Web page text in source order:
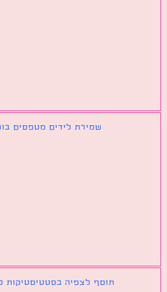
שמירת לידים מטפסים
תוסף לצפיה בסטטיסטיקות כניסה